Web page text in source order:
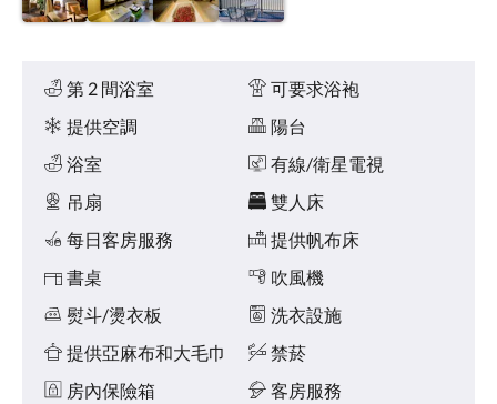
滑
「下
個」
「上
個」
鈕，
施 第 2 間浴室
可要求浴袍
提供空調
陽台
浴室
有線/衛星電視
吊扇
雙人床
每日客房服務
提供帆布床
書桌
吹風機
熨斗/燙衣板
洗衣設施
提供亞麻布和大毛巾
禁菸
房內保險箱
客房服務